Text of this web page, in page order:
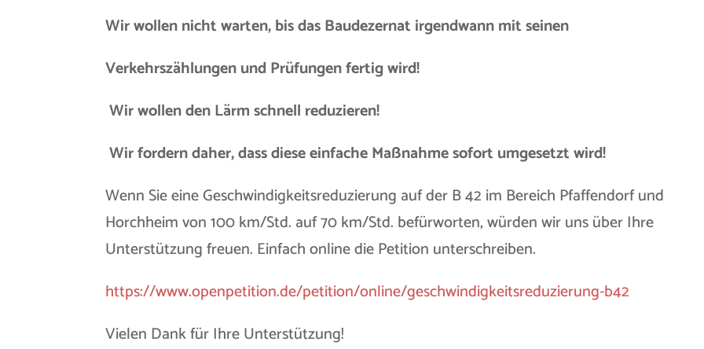
Wir wollen nicht warten, bis das Baudezernat irgendwann mit seinen
Verkehrszählungen und Prüfungen fertig wird!
Wir wollen den Lärm schnell reduzieren!
Wir fordern daher, dass diese einfache Maßnahme sofort umgesetzt wird!
Wenn Sie eine Geschwindigkeitsreduzierung auf der B 42 im Bereich Pfaffendorf und
Horchheim von 100 km/Std. auf 70 km/Std. befürworten, würden wir uns über Ihre
Unterstützung freuen. Einfach online die Petition unterschreiben.
https://www.openpetition.de/petition/online/geschwindigkeitsreduzierung-b42
Vielen Dank für Ihre Unterstützung!